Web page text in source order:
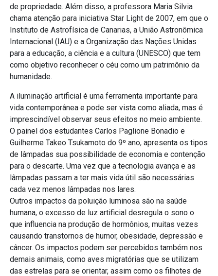
de propriedade. Além disso, a professora Maria Silvia
chama atenção para iniciativa Star Light de 2007, em que o
Instituto de Astrofísica de Canarias, a União Astronômica
Internacional (IAU) e a Organização das Nações Unidas
para a educação, a ciência e a cultura (UNESCO) que tem
como objetivo reconhecer o céu como um patrimônio da
humanidade.
A iluminação artificial é uma ferramenta importante para
vida contemporânea e pode ser vista como aliada, mas é
imprescindível observar seus efeitos no meio ambiente.
O painel dos estudantes Carlos Paglione Bonadio e
Guilherme Takeo Tsukamoto do 9º ano, apresenta os tipos
de lâmpadas sua possibilidade de economia e contenção
para o descarte. Uma vez que a tecnologia avança e as
lâmpadas passam a ter mais vida útil são necessárias
cada vez menos lâmpadas nos lares.
Outros impactos da poluição luminosa são na saúde
humana, o excesso de luz artificial desregula o sono o
que influencia na produção de hormônios, muitas vezes
causando transtornos de humor, obesidade, depressão e
câncer. Os impactos podem ser percebidos também nos
demais animais, como aves migratórias que se utilizam
das estrelas para se orientar, assim como os filhotes de